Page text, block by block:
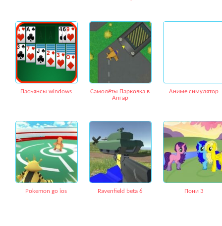
Пасьянсы windows
Самолёты Парковка в
Ангар
Аниме симулятор
Pokemon go ios Ravenfield beta 6 Пони 3